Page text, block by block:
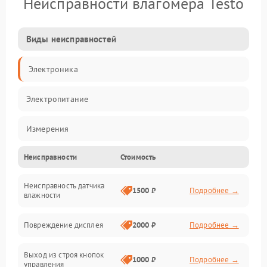
Виды неисправностей
Электроника
Электропитание
Измерения
Механические повреждения
Интерфейсы
Неисправности Стоимость
Неисправность датчика
влажности
1500 ₽ Подробнее →
Повреждение дисплея 2000 ₽ Подробнее →
Выход из строя кнопок
управления
1000 ₽ Подробнее →